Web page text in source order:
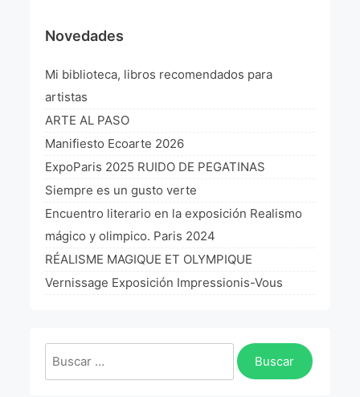
L’art Colombien à Paris 2019
L’art Latino-américain à Paris 2019
Reflecting Source. NY 2019
«Sincronías con sentido» Bogotá Colombia 2019
«Huellas trashumantes» New York 2018
Commissaire D’exposition
Manifiesto Ecoarte
Novedades
Mi biblioteca, libros recomendados para
artistas
ARTE AL PASO
Manifiesto Ecoarte 2026
ExpoParis 2025 RUIDO DE PEGATINAS
Siempre es un gusto verte
Encuentro literario en la exposición Realismo
mágico y olimpico. Paris 2024
RÉALISME MAGIQUE ET OLYMPIQUE
Vernissage Exposición Impressionis-Vous
Buscar: